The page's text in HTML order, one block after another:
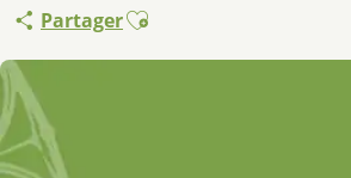
PartagerAjouter aux favoris